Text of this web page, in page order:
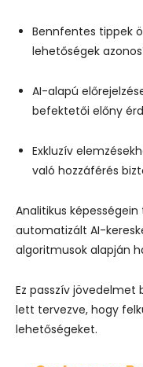
Bennfentes tippek
lehetőségek
AI-alapú
befektetői előny
Exkluzív
való hozzáférés
Analitikus
automatizált AI-
algoritmusok alapján
Ez passzív jövedelmet
lett tervezve, hogy
lehetőségeket.